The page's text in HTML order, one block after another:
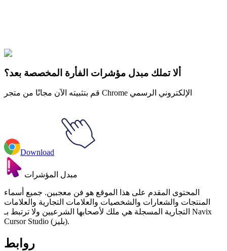
القطط المضحكة
ألا تملك مبدل مؤشرات الفأرة المخصصة بعد؟
قم بتثبيته الآن مجانًا من متجر Chrome الإلكتروني الرسمي
Download
مبدل المؤشرات
المحتوى المقدم على هذا الموقع هو فن معجبين. جميع أسماء
المنتجات والشعارات والشخصيات والعلامات التجارية والعلامات
التجارية المسجلة هي ملك لأصحابها الشرعيين ولا ترتبط بـ Navix
Cursor Studio (بليز).
روابط